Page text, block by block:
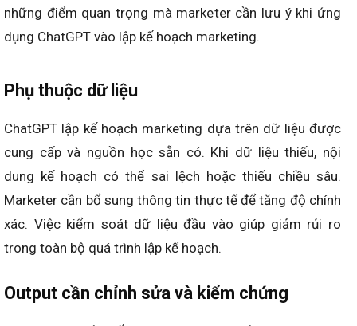
lưu ý
nhanh hơn và có hệ thống hơn, công cụ này vẫn tồn tại
Việc hiểu đúng những hạn chế này giúp doanh nghiệp
tránh phụ thuộc hoàn toàn vào AI và đưa ra các điều
chỉnh phù hợp trong quá trình triển khai. Dưới đây là
những điểm quan trọng mà marketer cần lưu ý khi ứng
dụng ChatGPT vào lập kế hoạch marketing.